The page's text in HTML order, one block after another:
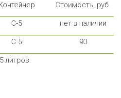
Стоимость, руб.
С-5 нет в наличии
С-5 90
литров